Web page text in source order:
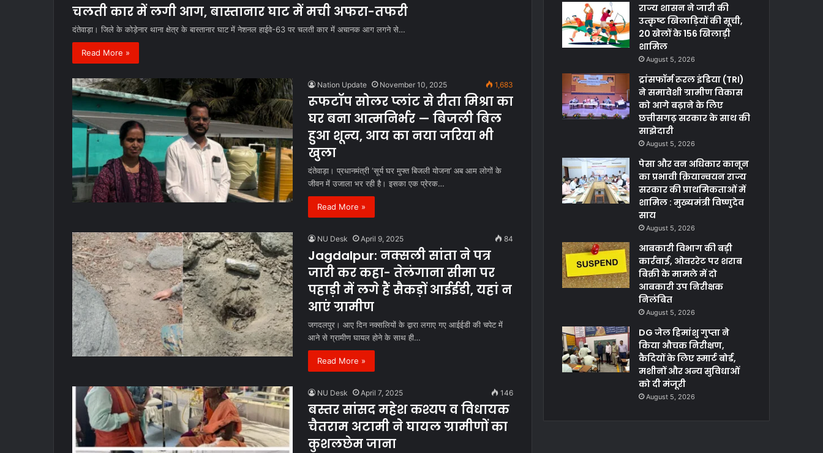
चलती कार में लगी आग, बास्तानार घाट में मची अफरा-तफरी
दंतेवाड़ा। जिले के कोड़ेनार थाना क्षेत्र के बास्तानार घाट में नेशनल हाईवे-63 पर चलती कार में अचानक आग लगने से…
Read More »
Nation Update November 10, 2025 1,683
रूफटॉप सोलर प्लांट से रीता मिश्रा का
घर बना आत्मनिर्भर — बिजली बिल
हुआ शून्य, आय का नया जरिया भी
खुला
दंतेवाड़ा। प्रधानमंत्री ‘सूर्य घर मुफ्त बिजली योजना’ अब आम लोगों के
जीवन में उजाला भर रही है। इसका एक प्रेरक…
Read More »
NU Desk April 9, 2025 84
Jagdalpur: नक्सली सांता ने पत्र
जारी कर कहा- तेलंगाना सीमा पर
पहाड़ी में लगे हैं सैकड़ों आईईडी, यहां न
आएं ग्रामीण
जगदलपुर। आए दिन नक्सलियों के द्वारा लगाए गए आईईडी की चपेट में
आने से ग्रामीण घायल होने के साथ ही…
Read More »
NU Desk April 7, 2025 146
बस्तर सांसद महेश कश्यप व विधायक
चैतराम अटामी ने घायल ग्रामीणों का
कुशलछेम जाना
राज्य शासन ने जारी की
उत्कृष्ट खिलाड़ियों की सूची,
20 खेलों के 156 खिलाड़ी
शामिल
August 5, 2026
ट्रांसफॉर्म रूरल इंडिया (TRI)
ने समावेशी ग्रामीण विकास
को आगे बढ़ाने के लिए
छत्तीसगढ़ सरकार के साथ की
साझेदारी
August 5, 2026
पेसा और वन अधिकार कानून
का प्रभावी क्रियान्वयन राज्य
सरकार की प्राथमिकताओं में
शामिल : मुख्यमंत्री विष्णुदेव
साय
August 5, 2026
आबकारी विभाग की बड़ी
कार्रवाई, ओवररेट पर शराब
बिक्री के मामले में दो
आबकारी उप निरीक्षक
निलंबित
August 5, 2026
DG जेल हिमांशु गुप्ता ने
किया औचक निरीक्षण,
कैदियों के लिए स्मार्ट बोर्ड,
मशीनों और अन्य सुविधाओं
को दी मंजूरी
August 5, 2026